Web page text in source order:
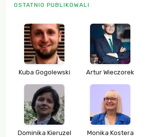
OSTATNIO PUBLIKOWALI
Kuba Gogolewski Artur Wieczorek
Dominika Kieruzel Monika Kostera